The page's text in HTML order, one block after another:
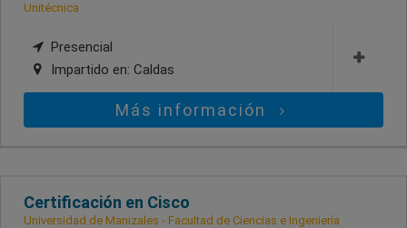
Unitécnica
Presencial
Impartido en: Caldas
Más información
Certificación en Cisco
Universidad de Manizales - Facultad de Ciencias e Ingeniería